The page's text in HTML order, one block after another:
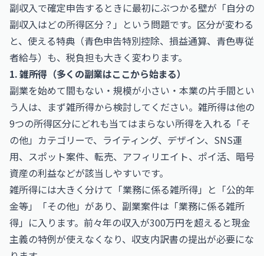
副収入で確定申告するときに最初にぶつかる壁が「自分の
副収入はどの所得区分？」という問題です。区分が変わる
と、使える特典（青色申告特別控除、損益通算、青色専従
者給与）も、税負担も大きく変わります。
1. 雑所得（多くの副業はここから始まる）
副業を始めて間もない・規模が小さい・本業の片手間とい
う人は、まず雑所得から検討してください。雑所得は他の
9つの所得区分にどれも当てはまらない所得を入れる「そ
の他」カテゴリーで、ライティング、デザイン、SNS運
用、スポット案件、転売、アフィリエイト、ポイ活、暗号
資産の利益などが該当しやすいです。
雑所得には大きく分けて「業務に係る雑所得」と「公的年
金等」「その他」があり、副業案件は「業務に係る雑所
得」に入ります。前々年の収入が300万円を超えると現金
主義の特例が使えなくなり、収支内訳書の提出が必要にな